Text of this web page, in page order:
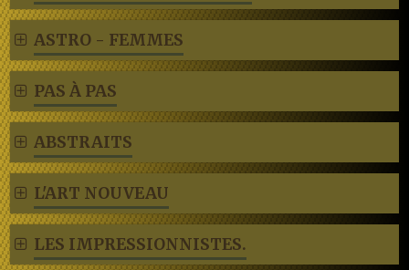
ASTRO - FEMMES
PAS À PAS
ABSTRAITS
L'ART NOUVEAU
LES IMPRESSIONNISTES.